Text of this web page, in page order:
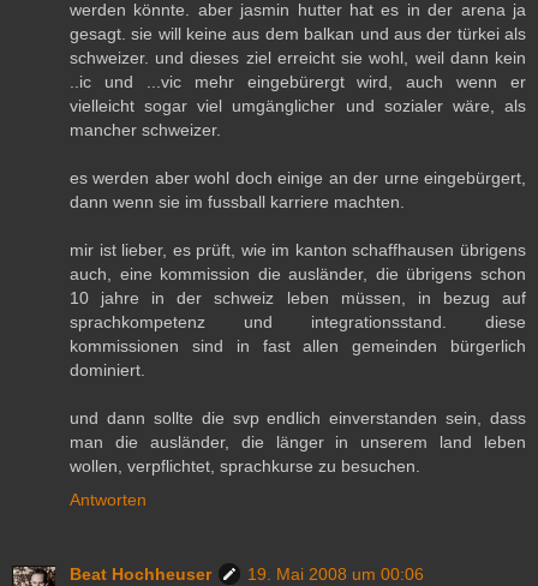
werden könnte. aber jasmin hutter hat es in der arena ja
gesagt. sie will keine aus dem balkan und aus der türkei als
schweizer. und dieses ziel erreicht sie wohl, weil dann kein
..ic und ...vic mehr eingebürergt wird, auch wenn er
vielleicht sogar viel umgänglicher und sozialer wäre, als
mancher schweizer.
es werden aber wohl doch einige an der urne eingebürgert,
dann wenn sie im fussball karriere machten.
mir ist lieber, es prüft, wie im kanton schaffhausen übrigens
auch, eine kommission die ausländer, die übrigens schon
10 jahre in der schweiz leben müssen, in bezug auf
sprachkompetenz und integrationsstand. diese
kommissionen sind in fast allen gemeinden bürgerlich
dominiert.
und dann sollte die svp endlich einverstanden sein, dass
man die ausländer, die länger in unserem land leben
wollen, verpflichtet, sprachkurse zu besuchen.
Antworten
Beat Hochheuser
19. Mai 2008 um 00:06